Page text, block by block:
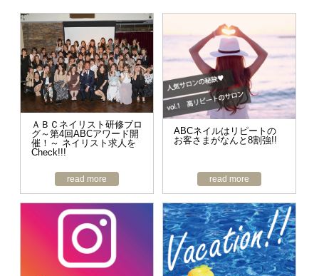
ＡＢＣネイリスト研修ブロ
グ～第4回ABCアワード開
催！～ ネイリスト求人を
Check!!!
read more
ABCネイルはリピートの
お客さまがなんと8割強!!
read more